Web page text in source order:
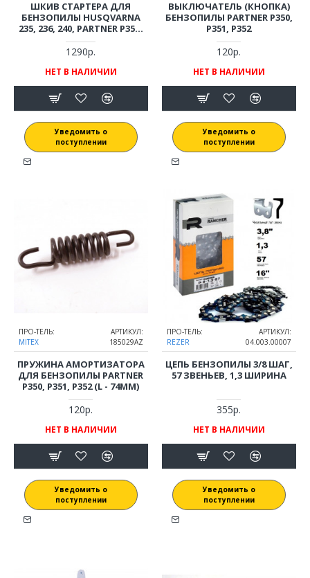
ШКИВ СТАРТЕРА ДЛЯ
БЕНЗОПИЛЫ HUSQVARNA
235, 236, 240, PARTNER P350,
P351, P352
1290р.
НЕТ В НАЛИЧИИ
Уведомить о
поступлении
ВЫКЛЮЧАТЕЛЬ (КНОПКА)
БЕНЗОПИЛЫ PARTNER P350,
P351, P352
120р.
НЕТ В НАЛИЧИИ
Уведомить о
поступлении
ПРО-ТЕЛЬ:
MITEX
АРТИКУЛ:
185029AZ
ПРУЖИНА АМОРТИЗАТОРА
ДЛЯ БЕНЗОПИЛЫ PARTNER
P350, P351, P352 (L - 74ММ)
120р.
НЕТ В НАЛИЧИИ
Уведомить о
поступлении
ПРО-ТЕЛЬ:
REZER
АРТИКУЛ:
04.003.00007
ЦЕПЬ БЕНЗОПИЛЫ 3/8 ШАГ,
57 ЗВЕНЬЕВ, 1,3 ШИРИНА
355р.
НЕТ В НАЛИЧИИ
Уведомить о
поступлении